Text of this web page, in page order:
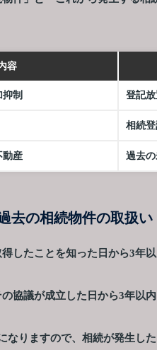
容
制 登記
相続
動産 過去
去の相続物件の取扱い
したことを知った日から3年
協議が成立した日から3年以
なりますので、相続が発生し